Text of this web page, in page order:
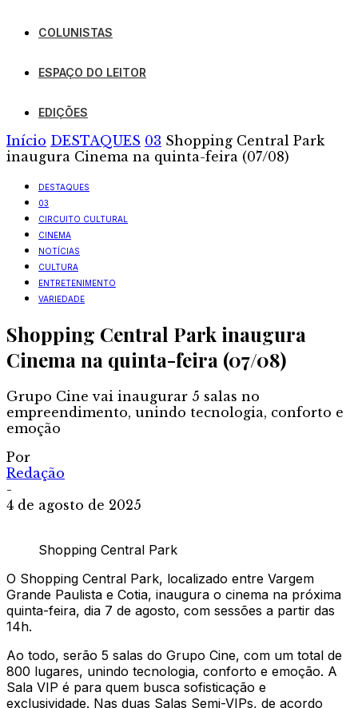
COLUNISTAS
ESPAÇO DO LEITOR
EDIÇÕES
Início DESTAQUES 03 Shopping Central Park
inaugura Cinema na quinta-feira (07/08)
DESTAQUES
03
CIRCUITO CULTURAL
CINEMA
NOTÍCIAS
CULTURA
ENTRETENIMENTO
VARIEDADE
Shopping Central Park inaugura
Cinema na quinta-feira (07/08)
Grupo Cine vai inaugurar 5 salas no
empreendimento, unindo tecnologia, conforto e
emoção
Por
Redação
-
4 de agosto de 2025
Shopping Central Park
O Shopping Central Park, localizado entre Vargem
Grande Paulista e Cotia, inaugura o cinema na próxima
quinta-feira, dia 7 de agosto, com sessões a partir das
14h.
Ao todo, serão 5 salas do Grupo Cine, com um total de
800 lugares, unindo tecnologia, conforto e emoção. A
Sala VIP é para quem busca sofisticação e
exclusividade. Nas duas Salas Semi-VIPs, de acordo